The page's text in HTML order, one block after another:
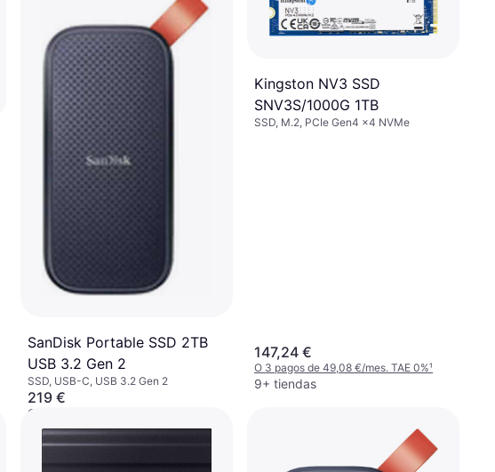
SanDisk Portable SSD 2TB
USB 3.2 Gen 2
SSD, USB-C, USB 3.2 Gen 2
219 €
O 3 pagos de 73,00 €/mes. TAE 0%
9+ tiendas
Kingston NV3 SSD
SNV3S/1000G 1TB
SSD, M.2, PCIe Gen4 x4 NVMe
147,24 €
O 3 pagos de 49,08 €/mes. TAE 0%¹
9+ tiendas